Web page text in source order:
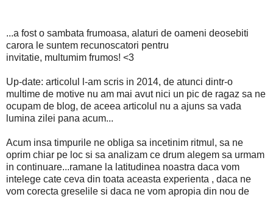
...a fost o sambata frumoasa, alaturi de oameni deosebiti
carora le suntem recunoscatori pentru
invitatie, multumim frumos! <3
Up-date: articolul l-am scris in 2014, de atunci dintr-o
multime de motive nu am mai avut nici un pic de ragaz sa ne
ocupam de blog, de aceea articolul nu a ajuns sa vada
lumina zilei pana acum...
Acum insa timpurile ne obliga sa incetinim ritmul, sa ne
oprim chiar pe loc si sa analizam ce drum alegem sa urmam
in continuare...ramane la latitudinea noastra daca vom
intelege cate ceva din toata aceasta experienta , daca ne
vom corecta greselile si daca ne vom apropia din nou de